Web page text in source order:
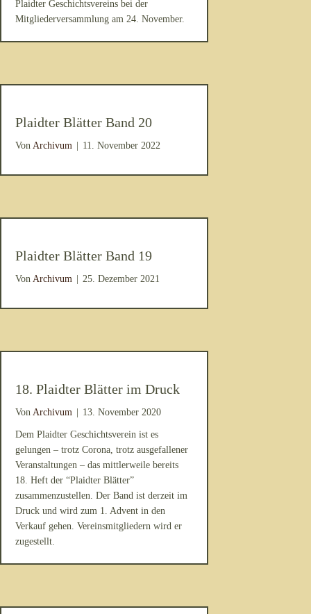
Plaidter Geschichtsvereins bei der
Mitgliederversammlung am 24. November.
Plaidter Blätter Band 20
Von Archivum 11. November 2022
Plaidter Blätter Band 19
Von Archivum 25. Dezember 2021
18. Plaidter Blätter im Druck
Von Archivum 13. November 2020
Dem Plaidter Geschichtsverein ist es
gelungen – trotz Corona, trotz ausgefallener
Veranstaltungen – das mittlerweile bereits
18. Heft der “Plaidter Blätter”
zusammenzustellen. Der Band ist derzeit im
Druck und wird zum 1. Advent in den
Verkauf gehen. Vereinsmitgliedern wird er
zugestellt.